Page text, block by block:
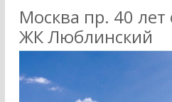
Москва пр. 40 лет
ЖК Люблинский